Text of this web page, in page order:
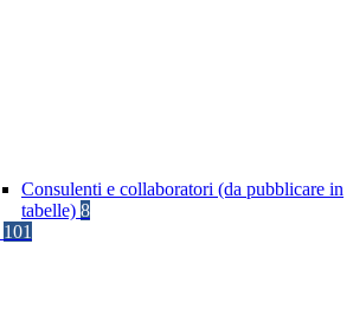
Consulenti e collaboratori (da pubblicare in
tabelle) 8
101